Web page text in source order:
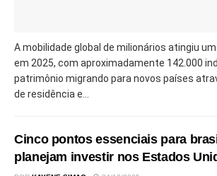
A mobilidade global de milionários atingiu
em 2025, com aproximadamente 142.000
patrimônio migrando para novos países
de residência e...
Cinco pontos essenciais para
planejam investir nos Estados